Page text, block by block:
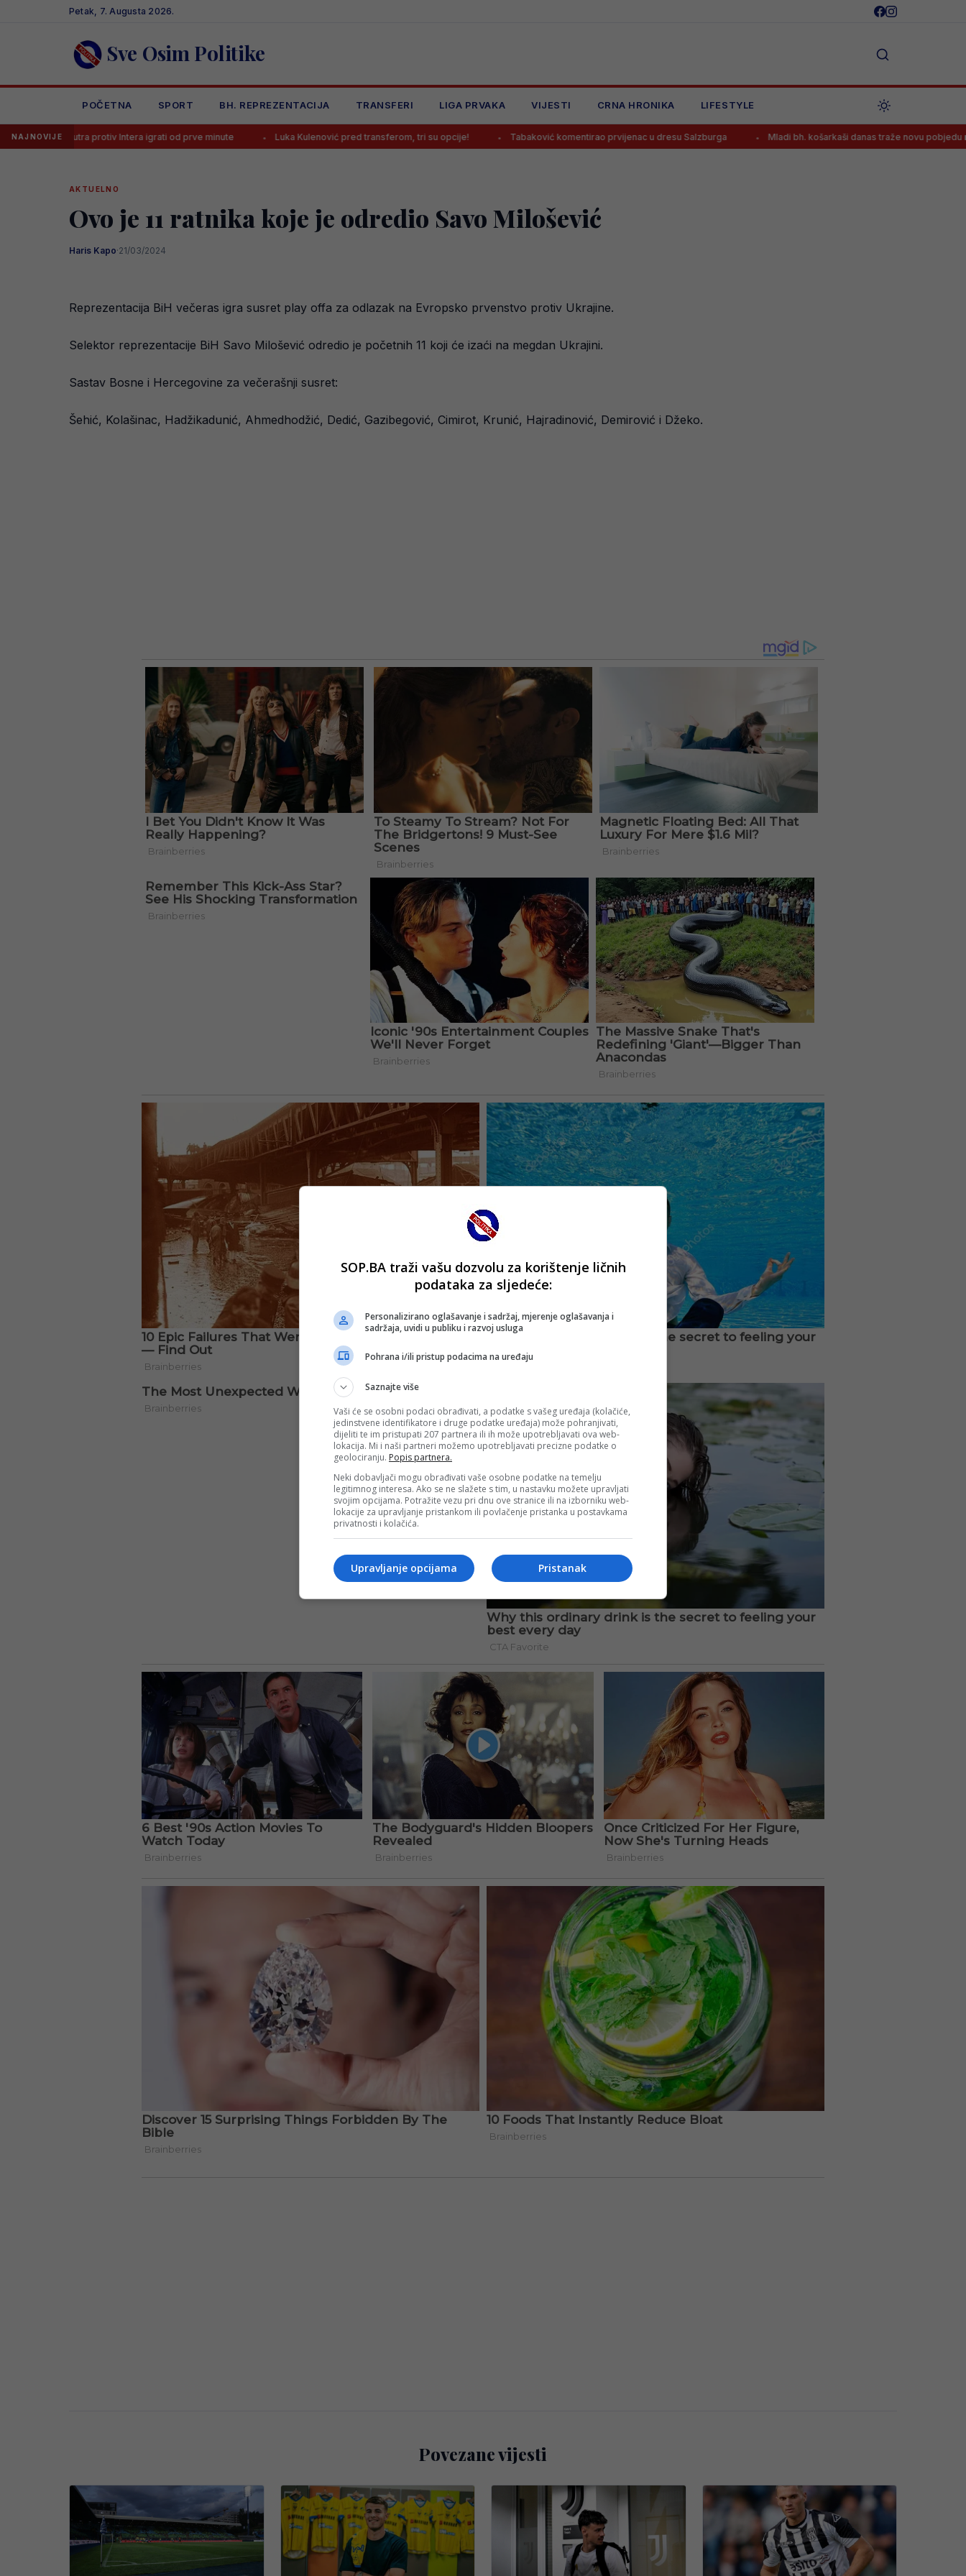
Petak, 7. Augusta 2026.
Sve Osim Politike
POČETNA SPORT BH. REPREZENTACIJA TRANSFERI LIGA PRVAKA VIJESTI CRNA HRONIKA LIFESTYLE
NAJNOVIJE
protiv Intera igrati od prve minute Luka Kulenović pred transferom, tri su opcije! Tabaković komentirao prvijenac u dresu Salzburga Mladi bh. košarkaši danas traže novu pobjedu na
AKTUELNO
Ovo je 11 ratnika koje je odredio Savo Milošević
Haris Kapo·21/03/2024
Reprezentacija BiH večeras igra susret play offa za odlazak na Evropsko prvenstvo protiv Ukrajine.
Selektor reprezentacije BiH Savo Milošević odredio je početnih 11 koji će izaći na megdan Ukrajini.
Sastav Bosne i Hercegovine za večerašnji susret:
Šehić, Kolašinac, Hadžikadunić, Ahmedhodžić, Dedić, Gazibegović, Cimirot, Krunić, Hajradinović, Demirović i Džeko.
Povezane vijesti
SOP.BA traži vašu dozvolu za korištenje ličnih
podataka za sljedeće:
Personalizirano oglašavanje i sadržaj, mjerenje oglašavanja i
sadržaja, uvidi u publiku i razvoj usluga
Pohrana i/ili pristup podacima na uređaju
Saznajte više
Vaši će se osobni podaci obrađivati, a podatke s vašeg uređaja (kolačiće,
jedinstvene identifikatore i druge podatke uređaja) može pohranjivati,
dijeliti te im pristupati 207 partnera ili ih može upotrebljavati ova web-
lokacija. Mi i naši partneri možemo upotrebljavati precizne podatke o
geolociranju. Popis partnera.
Neki dobavljači mogu obrađivati vaše osobne podatke na temelju
legitimnog interesa. Ako se ne slažete s tim, u nastavku možete upravljati
svojim opcijama. Potražite vezu pri dnu ove stranice ili na izborniku web-
lokacije za upravljanje pristankom ili povlačenje pristanka u postavkama
privatnosti i kolačića.
Pristanak
Upravljanje opcijama